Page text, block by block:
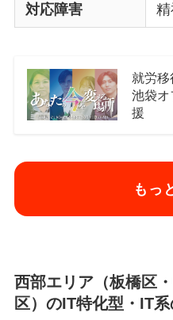
対応障害
就労
池袋オ
援
もっ
西部エリア（板橋区
区）のIT特化型・IT